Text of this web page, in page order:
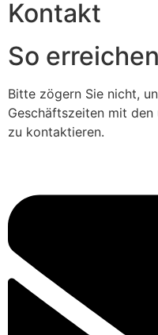
Kontakt
So
Bitte zögern Sie nicht,
Geschäftszeiten mit
zu kontaktieren.